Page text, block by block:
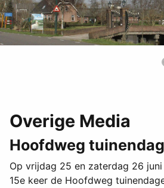
Overige Media
Hoofdweg
Op vrijdag 25 en zaterdag 26
15e keer de Hoofdweg